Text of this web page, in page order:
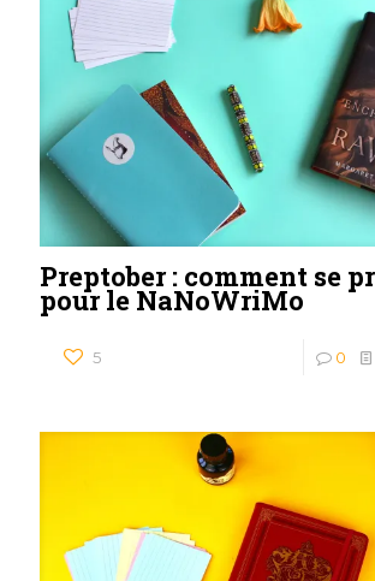
Preptober : comment se
pour le NaNoWriMo
5 0